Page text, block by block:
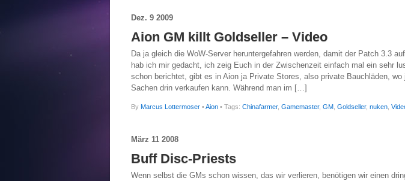
Dez. 9 2009
Aion GM killt Goldseller – Video
Da ja gleich die WoW-Server heruntergefahren werden, damit der Patch 3.3
hab ich mir gedacht, ich zeig Euch in der Zwischenzeit einfach mal ein sehr
schon berichtet, gibt es in Aion ja Private Stores, also private Bauchläden, wo
Sachen drin verkaufen kann. Während man im […]
By Marcus Lottermoser •Aion • Tags: Chinafarmer, Gamemaster, GM Goldseller, nuken
März 11 2008
Buff Disc-Priests
Wenn selbst die GMs schon wissen, das wir verlieren, benötigen wir einen